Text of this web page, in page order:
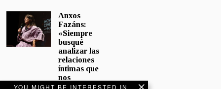
YOU MIGHT BE INTERESTED IN
Anxos
Fazáns:
«Siempre
busqué
analizar las
relaciones
íntimas que
nos
afectan»